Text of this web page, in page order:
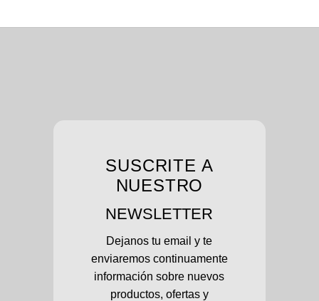
SUSCRITE A
NUESTRO
NEWSLETTER
Dejanos tu email y te
enviaremos continuamente
información sobre nuevos
productos, ofertas y